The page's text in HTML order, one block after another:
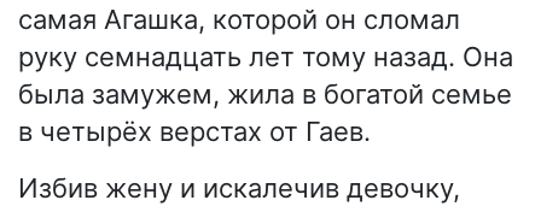
самая Агашка, которой он сломал
руку семнадцать лет тому назад. Она
была замужем, жила в богатой семье
в четырёх верстах от Гаев.
Избив жену и искалечив девочку,